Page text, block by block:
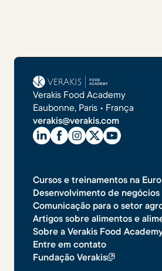
Verakis Food Academy
Eaubonne, Paris • França
verakis@verakis.com
Cursos e treinamentos na
Desenvolvimento de negócios
Comunicação para o setor
Artigos sobre alimentos e
Sobre a Verakis Food
Entre em contato
Fundação Verakis